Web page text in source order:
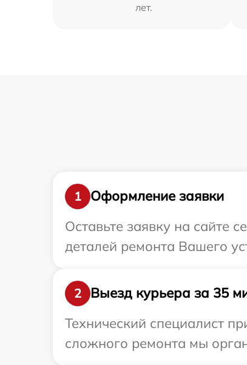
лет.
1
Оформление заявки
Оставьте заявку на сайте
деталей ремонта Вашего
2
Выезд курьера за 35
Технический специалист
сложного ремонта мы